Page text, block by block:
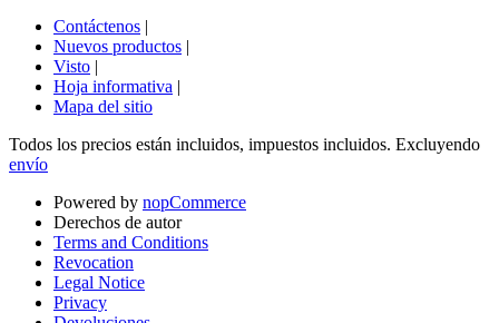
Contáctenos |
Nuevos productos |
Visto |
Hoja informativa |
Mapa del sitio
Todos los precios están incluidos, impuestos incluidos. Excluyendo
envío
Powered by nopCommerce
Derechos de autor
Terms and Conditions
Revocation
Legal Notice
Privacy